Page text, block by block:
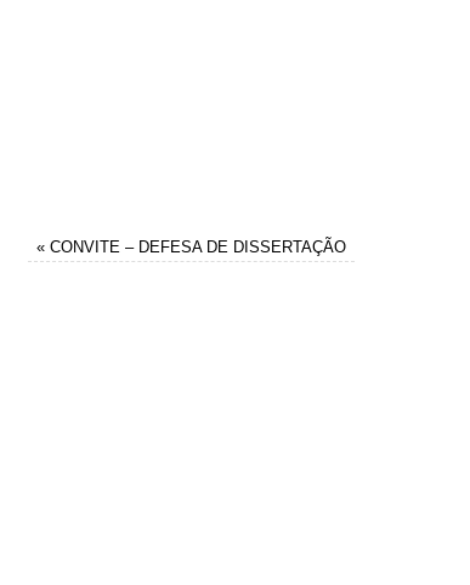
« CONVITE – DEFESA DE DISSERTAÇÃO